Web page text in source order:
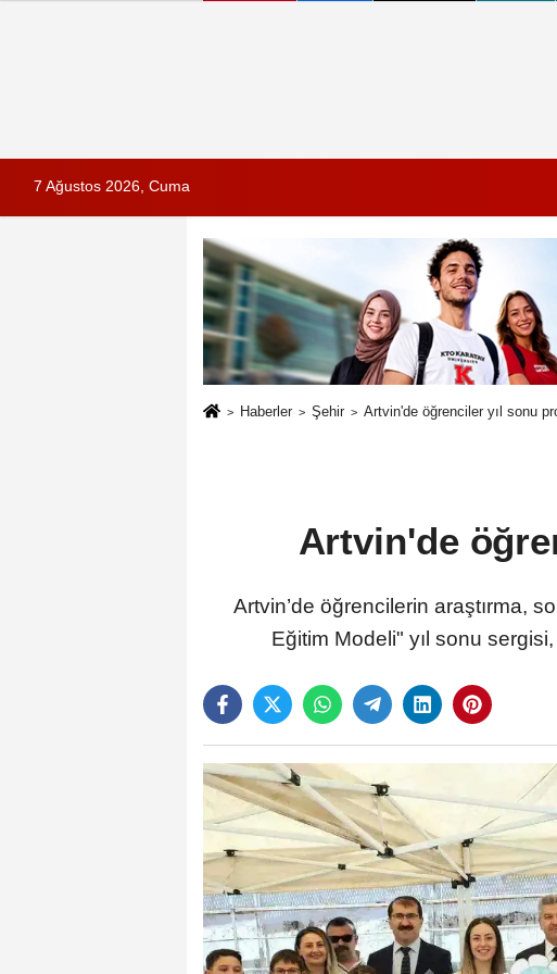
7 Ağustos 2026, Cuma
Haberler Şehir Artvin'de öğrenciler yıl sonu
Artvin'de
Artvin’de öğrencilerin araştırma,
Eğitim Modeli" yıl sonu